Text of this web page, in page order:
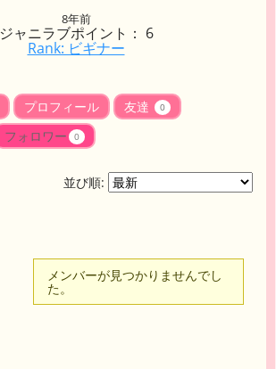
8年前
ジャニラブポイント： 6
Rank: ビギナー
プロフィール 友達 0
フォロワー 0
並び順:
メンバーが見つかりませんでし
た。